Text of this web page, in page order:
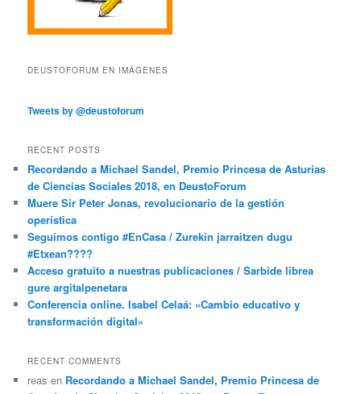
DEUSTOFORUM EN IMÁGENES
Tweets by @deustoforum
RECENT POSTS
Recordando a Michael Sandel, Premio Princesa de Asturias
de Ciencias Sociales 2018, en DeustoForum
Muere Sir Peter Jonas, revolucionario de la gestión
operística
Seguimos contigo #EnCasa / Zurekin jarraitzen dugu
#Etxean????
Acceso gratuito a nuestras publicaciones / Sarbide librea
gure argitalpenetara
Conferencia online. Isabel Celaá: «Cambio educativo y
transformación digital»
RECENT COMMENTS
reas en Recordando a Michael Sandel, Premio Princesa de